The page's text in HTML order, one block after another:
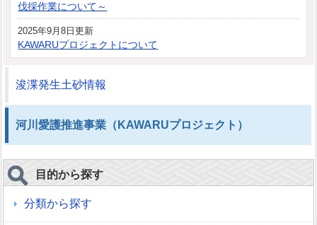
伐採作業について～
2025年9月8日更新
KAWARUプロジェクトについて
浚渫発生土砂情報
河川愛護推進事業（KAWARUプロジェクト）
目的から探す
分類から探す